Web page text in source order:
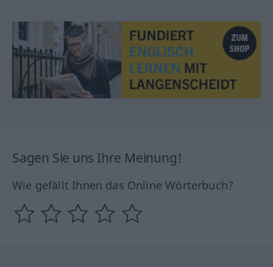
Sagen Sie uns Ihre Meinung!
Wie gefällt Ihnen das Online Wörterbuch?